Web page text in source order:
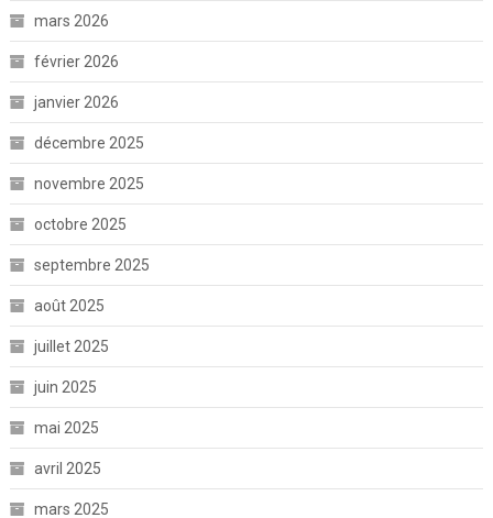
mars 2026
février 2026
janvier 2026
décembre 2025
novembre 2025
octobre 2025
septembre 2025
août 2025
juillet 2025
juin 2025
mai 2025
avril 2025
mars 2025